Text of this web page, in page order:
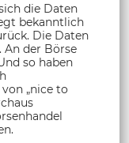
die Daten
bekanntlich
Die Daten
An der Börse
so haben
„nice to